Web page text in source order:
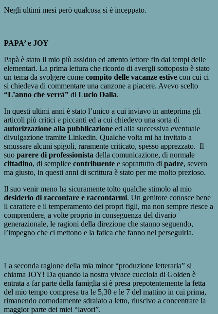
Negli ultimi mesi però qualcosa si è inceppato.
PAPA’ e JOY
Papà è stato il mio più assiduo ed attento lettore fin dai tempi delle
elementari. La prima lettura che ricordo di avergli sottoposto è stato
un tema da svolgere come compito delle vacanze estive con cui ci
si chiedeva di commentare una canzone a piacere. Avevo scelto
“L’anno che verrà” di Lucio Dalla.
In questi ultimi anni è stato l’unico a cui inviavo in anteprima gli
articoli più critici e piccanti ed a cui chiedevo una sorta di
autorizzazione alla pubblicazione ed alla successiva eventuale
divulgazione tramite Linkedin. Qualche volta mi ha invitato a
smussare alcuni spigoli, raramente criticato, spesso apprezzato. Il
suo parere di professionista della comunicazione, di normale
cittadino, di semplice contribuente e soprattutto di padre, severo
ma giusto, in questi anni di scrittura è stato per me molto prezioso.
Il suo venir meno ha sicuramente tolto qualche stimolo al mio
desiderio di raccontare e raccontarmi. Un genitore conosce bene
il carattere e il temperamento dei propri figli, ma non sempre riesce a
comprendere, a volte proprio in conseguenza del divario
generazionale, le ragioni della direzione che stanno seguendo,
l’impegno che ci mettono e la fatica che fanno nel perseguirla.
La seconda ragione della mia minor “produzione letteraria” si
chiama JOY! Da quando la nostra vivace cucciola di Golden è
entrata a far parte della famiglia si è presa prepotentemente la fetta
del mio tempo compresa tra le 5,30 e le 7 del mattino in cui prima,
rimanendo comodamente sdraiato a letto, riuscivo a concentrare la
maggior parte dei miei “lavori”.